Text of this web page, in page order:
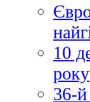
10
року
36-